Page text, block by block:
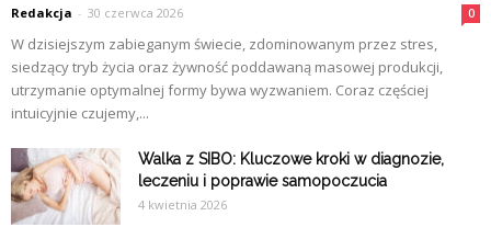
Redakcja - 30 czerwca 2026 0
W dzisiejszym zabieganym świecie, zdominowanym przez stres,
siedzący tryb życia oraz żywność poddawaną masowej produkcji,
utrzymanie optymalnej formy bywa wyzwaniem. Coraz częściej
intuicyjnie czujemy,...
Walka z SIBO: Kluczowe kroki w diagnozie,
leczeniu i poprawie samopoczucia
4 kwietnia 2026